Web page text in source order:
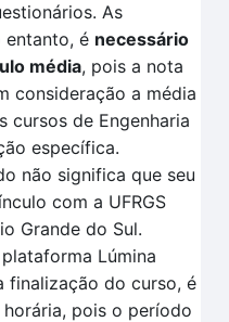
As
entanto, é necessário
média, pois a nota
consideração a média
s cursos de Engenharia
específica.
não significa que seu
com a UFRGS
Grande do Sul.
Lúmina
finalização do curso, é
pois o período